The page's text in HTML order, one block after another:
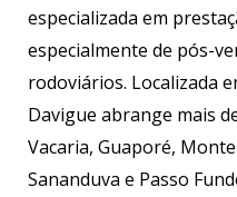
especializada em
especialmente de pós-
rodoviários. Localizada
Davigue abrange mais
Vacaria, Guaporé,
Sananduva e Passo